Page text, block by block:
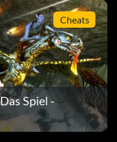
Cheats
Spiel -